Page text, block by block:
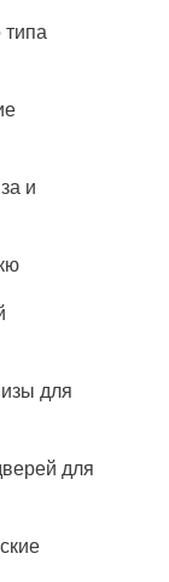
типа
и
для
для